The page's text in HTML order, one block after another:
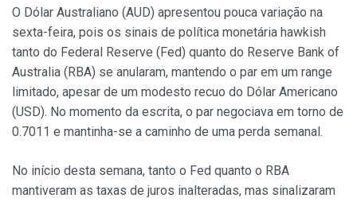
O Dólar Australiano (AUD) apresentou pouca variação na
sexta-feira, pois os sinais de política monetária hawkish
tanto do Federal Reserve (Fed) quanto do Reserve Bank of
Australia (RBA) se anularam, mantendo o par em um range
limitado, apesar de um modesto recuo do Dólar Americano
(USD). No momento da escrita, o par negociava em torno de
0.7011 e mantinha-se a caminho de uma perda semanal.
No início desta semana, tanto o Fed quanto o RBA
mantiveram as taxas de juros inalteradas, mas sinalizaram